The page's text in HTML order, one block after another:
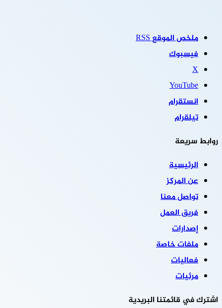
ملخص الموقع RSS
فيسبوك
‫X
‫YouTube
انستقرام
تيلقرام
روابط سريعة
الرئيسية
عن المركز
تواصل معنا
فريق العمل
إصدارات
ملفات خاصة
فعاليات
مرئيات
اشترك في قائمتنا البريدية